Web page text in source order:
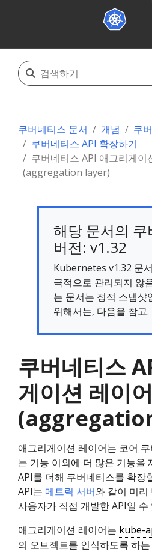
쿠버네티스 문서 개념
쿠
쿠버네티스 API 확장하기
쿠버네티스 API 애그리게이
(aggregation layer)
해당 문서의 쿠
버전: v1.32
Kubernetes v1.32 문
극적으로 관리되지 않
는 문서는 정적 스냅샷
위해서는, 다음을 참고.
쿠버네티스
게이션 레이어
애그리게이션 레이어는 코어
는 기능 이외에 더 많은 기능을
API를 더해 쿠버네티스를 확장
API는 메트릭 서버와 같이 미
사용자가 직접 개발한 API일 수
애그리게이션 레이어는 kube-
의 오브젝트를 인식하도록 하